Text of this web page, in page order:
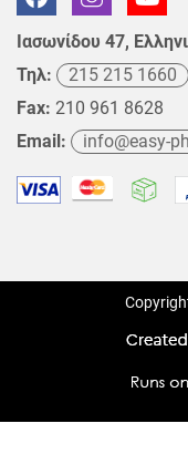
Ιασωνίδου 47,
Τηλ:
215 215 1660
Fax: 210 961 8628
Email:
info@easy-